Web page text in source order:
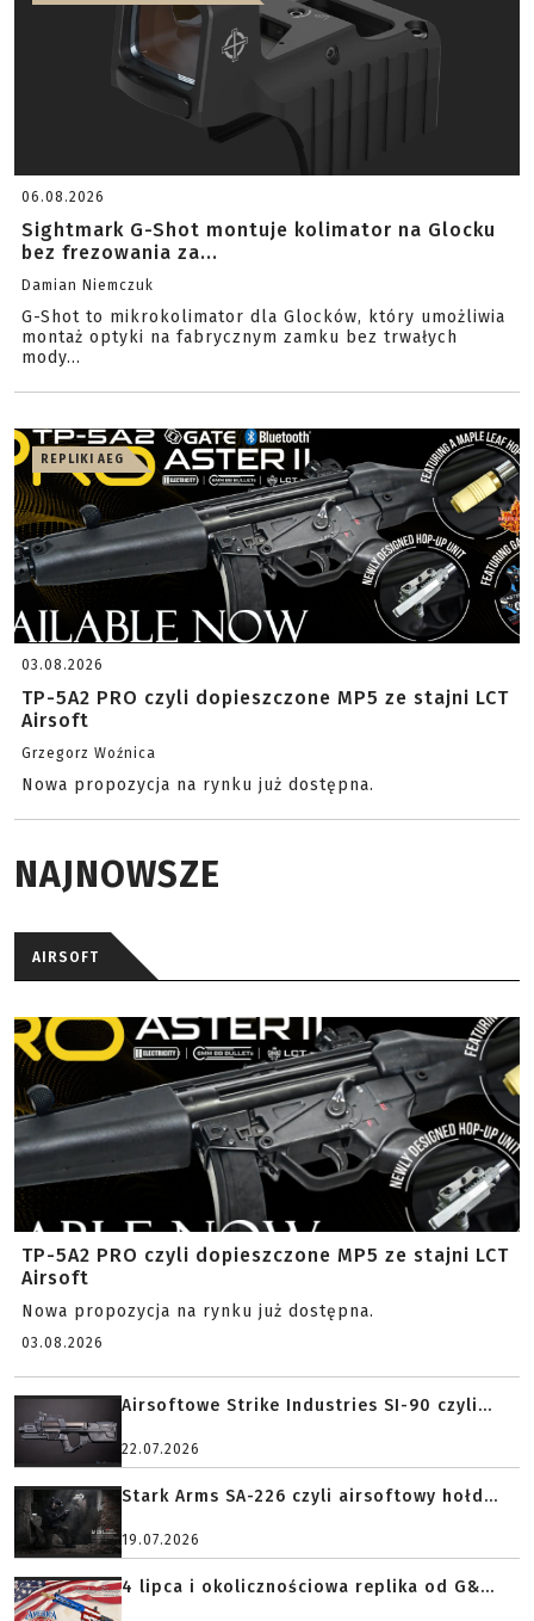
06.08.2026
Sightmark G-Shot montuje kolimator na Glocku
bez frezowania za...
Damian Niemczuk
G-Shot to mikrokolimator dla Glocków, który umożliwia
montaż optyki na fabrycznym zamku bez trwałych
mody...
REPLIKI AEG
03.08.2026
TP-5A2 PRO czyli dopieszczone MP5 ze stajni LCT
Airsoft
Grzegorz Woźnica
Nowa propozycja na rynku już dostępna.
NAJNOWSZE
AIRSOFT
TP-5A2 PRO czyli dopieszczone MP5 ze stajni LCT
Airsoft
Nowa propozycja na rynku już dostępna.
03.08.2026
Airsoftowe Strike Industries SI-90 czyli...
22.07.2026
Stark Arms SA-226 czyli airsoftowy hołd...
19.07.2026
4 lipca i okolicznościowa replika od G&...